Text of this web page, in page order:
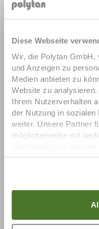
Diese Webseite
Wir, die Polytan GmbH,
und Anzeigen zu
Medien anbieten zu
Website zu
Ihrem Nutzerverhalten
der Nutzung in sozialen
weiter. Unsere Partner
möglicherweise mit
gesammelt haben. Um
benötigen wir Ihre
auf „OK“ erteilen. Sie
(Art. 6 Abs. 1 a)
widerrufen. Um Ihren
"Cookie-Consent-Tool"
LigaGrass Pro R
Poligras Paris GT zero
TeamPlay
Remplissages
POUR UN
DURABILITÉ
